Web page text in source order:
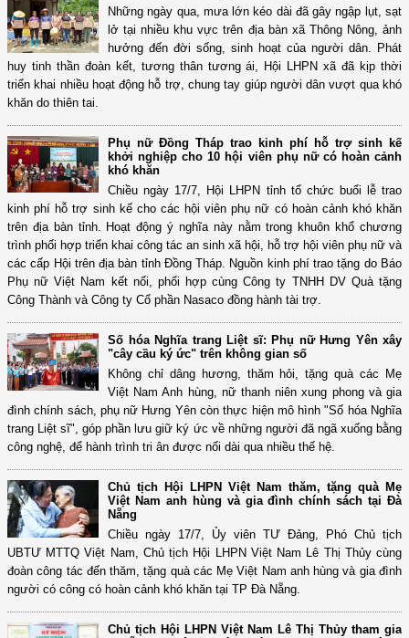
Những ngày qua, mưa lớn kéo dài đã gây ngập lụt, sạt
lở tại nhiều khu vực trên địa bàn xã Thông Nông, ảnh
hưởng đến đời sống, sinh hoạt của người dân. Phát
huy tinh thần đoàn kết, tương thân tương ái, Hội LHPN xã đã kịp thời
triển khai nhiều hoạt động hỗ trợ, chung tay giúp người dân vượt qua khó
khăn do thiên tai.
Phụ nữ Đồng Tháp trao kinh phí hỗ trợ sinh kế
khởi nghiệp cho 10 hội viên phụ nữ có hoàn cảnh
khó khăn
Chiều ngày 17/7, Hội LHPN tỉnh tổ chức buổi lễ trao
kinh phí hỗ trợ sinh kế cho các hội viên phụ nữ có hoàn cảnh khó khăn
trên địa bàn tỉnh. Hoạt động ý nghĩa này nằm trong khuôn khổ chương
trình phối hợp triển khai công tác an sinh xã hội, hỗ trợ hội viên phụ nữ và
các cấp Hội trên địa bàn tỉnh Đồng Tháp. Nguồn kinh phí trao tặng do Báo
Phụ nữ Việt Nam kết nối, phối hợp cùng Công ty TNHH DV Quà tặng
Công Thành và Công ty Cổ phần Nasaco đồng hành tài trợ.
Số hóa Nghĩa trang Liệt sĩ: Phụ nữ Hưng Yên xây
"cây cầu ký ức" trên không gian số
Không chỉ dâng hương, thăm hỏi, tặng quà các Mẹ
Việt Nam Anh hùng, nữ thanh niên xung phong và gia
đình chính sách, phụ nữ Hưng Yên còn thực hiện mô hình "Số hóa Nghĩa
trang Liệt sĩ", góp phần lưu giữ ký ức về những người đã ngã xuống bằng
công nghệ, để hành trình tri ân được nối dài qua nhiều thế hệ.
Chủ tịch Hội LHPN Việt Nam thăm, tặng quà Mẹ
Việt Nam anh hùng và gia đình chính sách tại Đà
Nẵng
Chiều ngày 17/7, Ủy viên TƯ Đảng, Phó Chủ tịch
UBTƯ MTTQ Việt Nam, Chủ tịch Hội LHPN Việt Nam Lê Thị Thủy cùng
đoàn công tác đến thăm, tặng quà các Mẹ Việt Nam anh hùng và gia đình
người có công có hoàn cảnh khó khăn tại TP Đà Nẵng.
Chủ tịch Hội LHPN Việt Nam Lê Thị Thủy tham gia